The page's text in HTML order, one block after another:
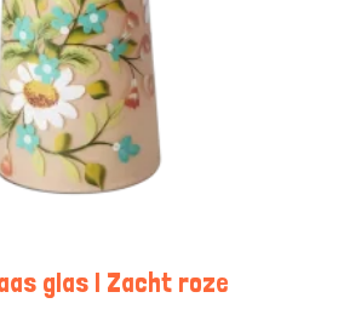
glas | Zacht roze